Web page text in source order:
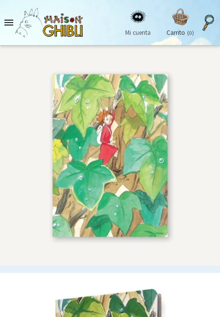

Mi cuenta Carrito (0)